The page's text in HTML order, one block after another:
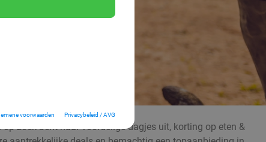
voorwaarden Privacybeleid / AVG
zoek bent naar voordelige dagjes uit, korting op eten &